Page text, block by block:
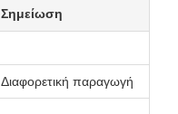
Σημείωση
Διαφορετική παραγωγή